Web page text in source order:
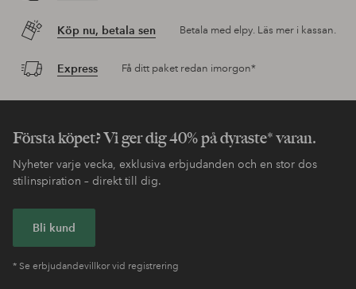
Köp nu, betala sen Betala med elpy. Läs mer i kassan.
Express Få ditt paket redan imorgon*
Första köpet? Vi ger dig 40% på dyraste* varan.
Nyheter varje vecka, exklusiva erbjudanden och en stor dos
stilinspiration – direkt till dig.
Bli kund
* Se erbjudandevillkor vid registrering